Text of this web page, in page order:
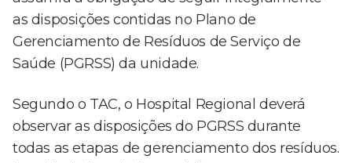
as disposições contidas no Plano de
Gerenciamento de Resíduos de Serviço de
Saúde (PGRSS) da unidade.
Segundo o TAC, o Hospital Regional deverá
observar as disposições do PGRSS durante
todas as etapas de gerenciamento dos resíduos.